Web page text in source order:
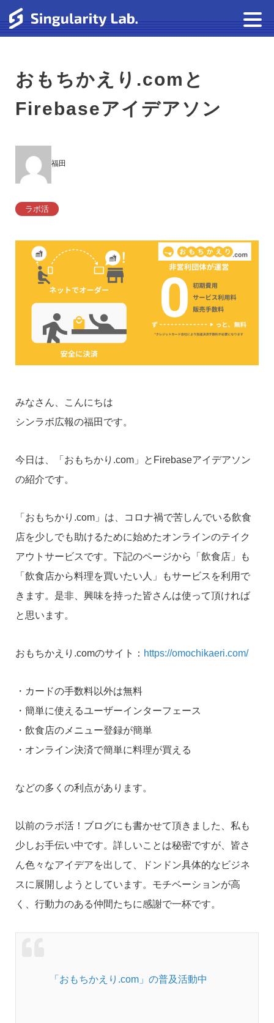
おもちかえり.comと
Firebaseアイデアソン
福田
ラボ活
みなさん、こんにちは
シンラボ広報の福田です。
今日は、「おもちかり.com」とFirebaseアイデアソン
の紹介です。
「おもちかり.com」は、コロナ禍で苦しんでいる飲食
店を少しでも助けるために始めたオンラインのテイク
アウトサービスです。下記のページから「飲食店」も
「飲食店から料理を買いたい人」もサービスを利用で
きます。是非、興味を持った皆さんは使って頂ければ
と思います。
おもちかえり.comのサイト： https://omochikaeri.com/
・カードの手数料以外は無料
・簡単に使えるユーザーインターフェース
・飲食店のメニュー登録が簡単
・オンライン決済で簡単に料理が買える
などの多くの利点があります。
以前のラボ活！ブログにも書かせて頂きました、私も
少しお手伝い中です。詳しいことは秘密ですが、皆さ
ん色々なアイデアを出して、ドンドン具体的なビジネ
スに展開しようとしています。モチベーションが高
く、行動力のある仲間たちに感謝で一杯です。
「おもちかえり.com」の普及活動中